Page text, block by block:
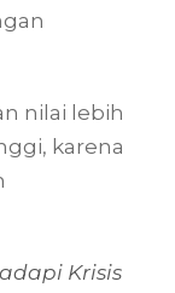
nilai lebih
karena
Krisis